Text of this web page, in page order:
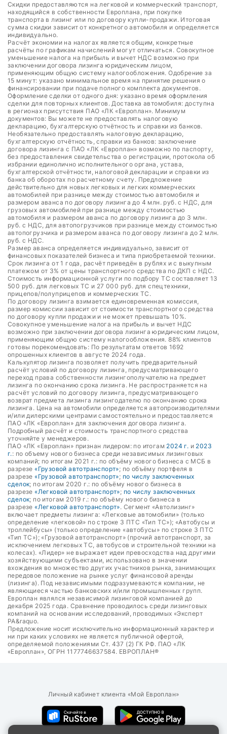
Скидки предоставляются на легковой и коммерческий транспорт,
находящийся в собственности Европлана, при покупке
транспорта в лизинг или по договору купли-продажи. Итоговая
сумма скидки зависит от конкретного автомобиля и определяется
индивидуально.
Расчёт экономии на налогах является общим, конкретные
расчёты по графикам начислений могут отличаться. Совокупное
уменьшение налога на прибыль и вычет НДС возможно при
заключении договора лизинга юридическим лицом,
применяющим общую систему налогообложения. Одобрение за
15 минут: указано минимальное время на принятие решения о
финансировании при подаче полного комплекта документов.
Оформление сделки от одного дня: указано время оформления
сделки для повторных клиентов. Доставка автомобиля: доступна
в регионах присутствия ПАО «ЛК «Европлан». Минимум
документов: Вы можете не предоставлять налоговую
декларацию, бухгалтерскую отчётность и справки из банков.
Необязательно предоставлять налоговую декларацию,
бухгалтерскую отчётность, справки из банков: заключение
договора лизинга с ПАО «ЛК «Европлан» возможно по паспорту,
без предоставления свидетельства о регистрации, протокола об
избрании единолично исполнительного органа, устава,
бухгалтерской отчётности, налоговой декларации и справки из
банка об оборотах по расчетному счету. Предложение
действительно для новых легковых и легких коммерческих
автомобилей при разнице между стоимостью автомобиля и
размером аванса по договору лизинга до 4 млн. руб. с НДС, для
грузовых автомобилей при разнице между стоимостью
автомобиля и размером аванса по договору лизинга до 3 млн.
руб. с НДС, для автопогрузчиков при разнице между стоимостью
автопогрузчика и размером аванса по договору лизинга до 2 млн.
руб. с НДС.
Размер аванса определяется индивидуально, зависит от
финансовых показателей бизнеса и типа приобретаемой техники.
Срок лизинга от 1 года, расчёт приведён в рублях и с выкупным
платежом от 3% от цены транспортного средства по ДКП с НДС.
Стоимость информационной услуги по подбору ТС составляет 13
500 руб. для легковых ТС и 27 000 руб. для спецтехники,
прицепов/полуприцепов и коммерческих ТС.
По договору лизинга взимается единовременная комиссия,
размер комиссии зависит от стоимости транспортного средства
по договору купли продажи и не может превышать 10%.
Совокупное уменьшение налога на прибыль и вычет НДС
возможно при заключении договора лизинга юридическим лицом,
применяющим общую систему налогообложения. 88% клиентов
готовы порекомендовать: По результатам ответов 1692
опрошенных клиентов в августе 2024 года.
Калькулятор лизинга позволяет получить предварительный
расчёт условий по договору лизинга, предусматривающего
переход права собственности лизингополучателю на предмет
лизинга по окончанию срока лизинга. Не распространяется на
расчёт условий по договору лизинга, предусматривающего
возврат предмета лизинга лизингодателю по окончанию срока
лизинга. Цена на автомобили определяется автопроизводителями
и/или дилерскими центрами самостоятельно и предоставляется
ПАО «ЛК «Европлан» для заключения договора лизинга.
Подробный расчёт и стоимость транспортного средства
уточняйте у менеджеров.
ПАО «ЛК «Европлан» признан лидером: по итогам 2024 г. и 2023
г.: по объему нового бизнеса среди независимых лизинговых
компаний; по итогам 2021 г.: по объёму нового бизнеса с МСБ в
разрезе «Грузовой автотранспорт»; по объёму портфеля в
разрезе «Грузовой автотранспорт»; по числу заключенных
сделок; по итогам 2020 г.: по объёму нового бизнеса в
разрезе «Легковой автотранспорт»; по числу заключенных
сделок; по итогам 2019 г.: по объёму нового бизнеса в
разрезе «Легковой автотранспорт». Сегмент «Автолизинг»
включает предметы лизинга: «Легковые автомобили» (только
определение «легковой» по строке 3 ПТС «Тип ТС»); «Автобусы и
троллейбусы» (только определение «автобусы» по строке 3 ПТС
«Тип ТС»); «Грузовой автотранспорт» (прочий автотранспорт, за
исключением легковых ТС, автобусов и строительной техники на
колесах). «Лидер» не выражает идеи превосходства над другими
хозяйствующими субъектами, использовано в значении
вхождения во множество других участников рынка, занимающих
передовое положение на рынке услуг финансовой аренды
(лизинга). Под независимыми подразумеваются компании, не
являющиеся частью банковских и/или промышленных групп.
Европлан являлся независимой лизинговой компанией до
декабря 2025 года. Сравнение проводилось среди лизинговых
компаний на основании исследований, проводимых «Эксперт
РА&raquo.
Предложение носит исключительно информационный характер и
ни при каких условиях не является публичной офертой,
определяемой положениями Ст. 437 (2) ГК РФ. ПАО «ЛК
«Европлан», ОГРН 1177746637584. ЕВРОПЛАН®
Личный кабинет клиента «Мой Европлан»